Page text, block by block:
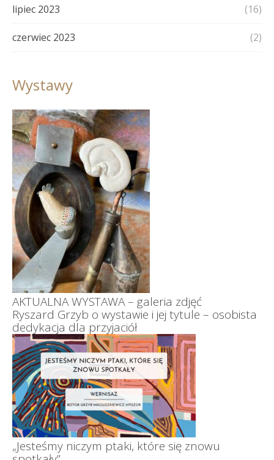
lipiec 2023 (16)
czerwiec 2023 (2)
Wystawy
AKTUALNA WYSTAWA – galeria zdjęć
Ryszard Grzyb o wystawie i jej tytule – osobista
dedykacja dla przyjaciół
„Jesteśmy niczym ptaki, które się znowu